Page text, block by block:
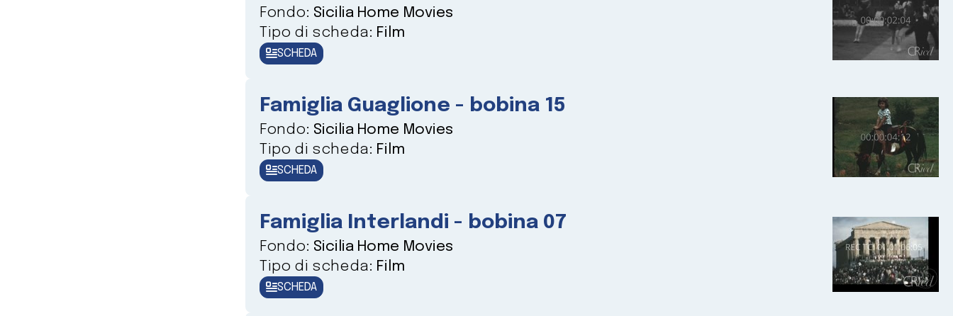
Fondo: Sicilia Home Movies
Tipo di scheda: Film
SCHEDA
Famiglia Guaglione - bobina 15
Fondo: Sicilia Home Movies
Tipo di scheda: Film
SCHEDA
Famiglia Interlandi - bobina 07
Fondo: Sicilia Home Movies
Tipo di scheda: Film
SCHEDA